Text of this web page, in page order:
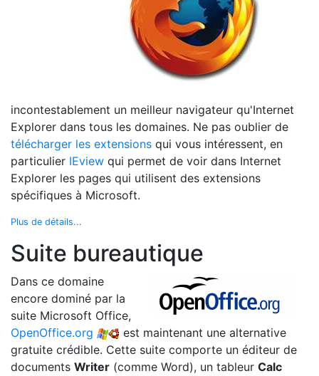
incontestablement un meilleur navigateur qu'Internet
Explorer dans tous les domaines. Ne pas oublier de
télécharger les extensions qui vous intéressent, en
particulier IEview qui permet de voir dans Internet
Explorer les pages qui utilisent des extensions
spécifiques à Microsoft.
Plus de détails...
Suite bureautique
Dans ce domaine
encore dominé par la
suite Microsoft Office,
OpenOffice.org
est maintenant une alternative
gratuite crédible. Cette suite comporte un éditeur de
documents Writer (comme Word), un tableur Calc